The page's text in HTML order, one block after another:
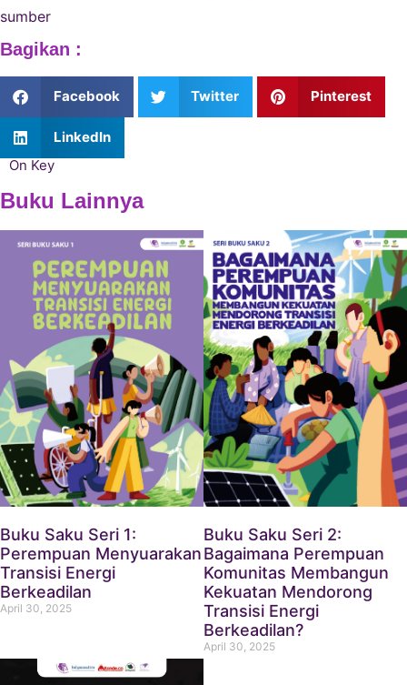
sumber
Bagikan :
Facebook Twitter Pinterest
LinkedIn
On Key
Buku Lainnya
Buku Saku Seri 1:
Perempuan Menyuarakan
Transisi Energi
Berkeadilan
April 30, 2025
Buku Saku Seri 2:
Bagaimana Perempuan
Komunitas Membangun
Kekuatan Mendorong
Transisi Energi
Berkeadilan?
April 30, 2025